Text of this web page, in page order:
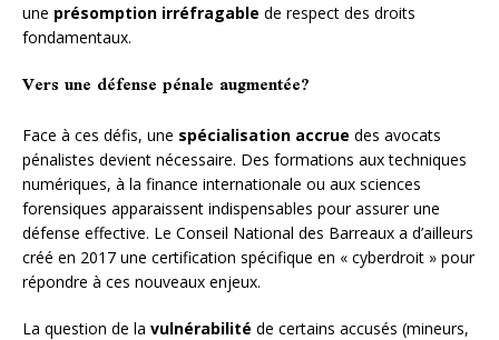
une présomption irréfragable de respect des droits
fondamentaux.
Vers une défense pénale augmentée?
Face à ces défis, une spécialisation accrue des avocats
pénalistes devient nécessaire. Des formations aux techniques
numériques, à la finance internationale ou aux sciences
forensiques apparaissent indispensables pour assurer une
défense effective. Le Conseil National des Barreaux a d’ailleurs
créé en 2017 une certification spécifique en « cyberdroit » pour
répondre à ces nouveaux enjeux.
La question de la vulnérabilité de certains accusés (mineurs,